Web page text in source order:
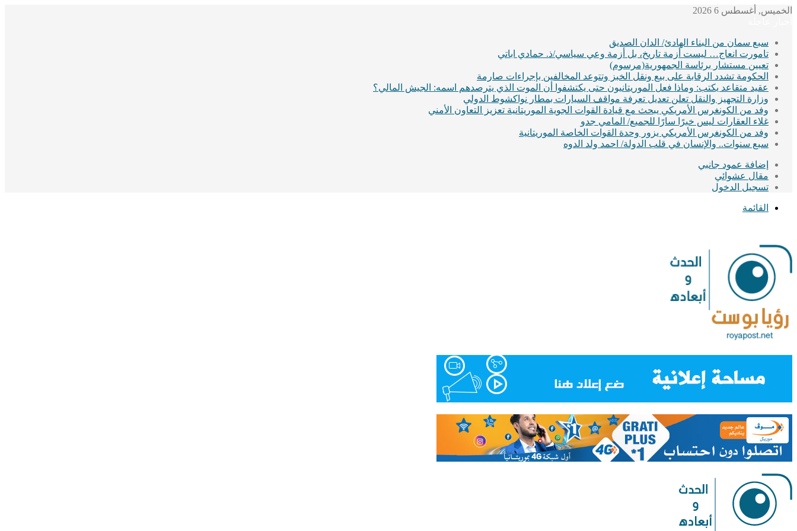
الخميس, أغسطس 6 2026
سبع سمان من البناء الهادئ/ الدان الصديق
تامورت انعاج… ليست أزمة تاريخ، بل أزمة وعي سياسي/ذ. حمادي اباتي
تعيين مستشار برئاسة الجمهورية(مرسوم)
الحكومة تشدد الرقابة على بيع ونقل الخبز وتتوعد المخالفين بإجراءات صارمة
عقيد متقاعد يكتب: وماذا فعل الموريتانيون حتى يكتشفوا أن الموت الذي يترصدهم اسمه: الجيش المالي؟
وزارة التجهيز والنقل تعلن تعديل تعرفة مواقف السيارات بمطار نواكشوط الدولي
وفد من الكونغرس الأمريكي يبحث مع قيادة القوات الجوية الموريتانية تعزيز التعاون الأمني
غلاء العقارات ليس خبرًا سارًا للجميع/ المامي جدو
وفد من الكونغرس الأمريكي يزور وحدة القوات الخاصة الموريتانية
سبع سنوات.. والإنسان في قلب الدولة/ احمد ولد الدوه
إضافة عمود جانبي
مقال عشوائي
تسجيل الدخول
القائمة